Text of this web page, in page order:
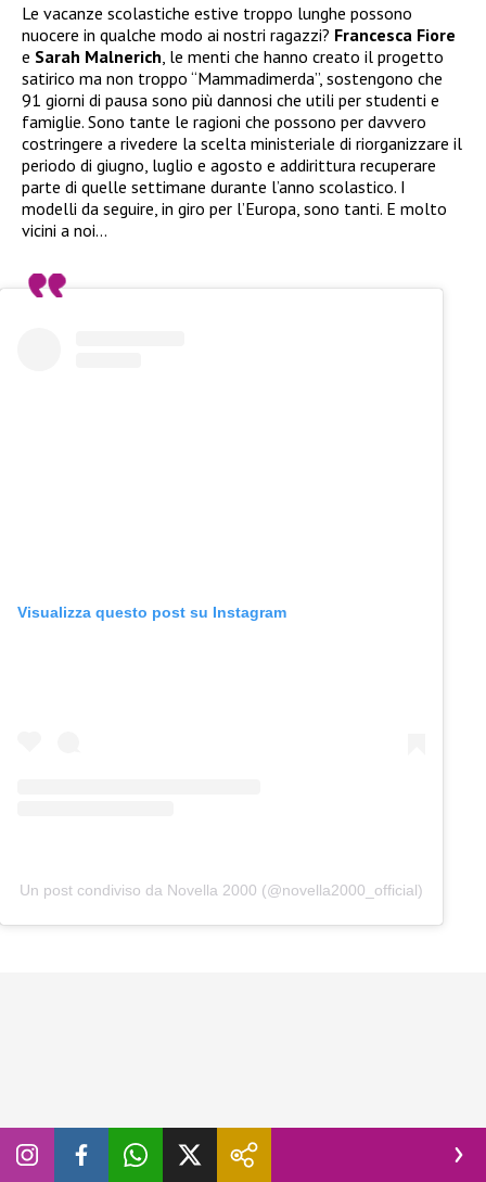
Le vacanze scolastiche estive troppo lunghe possono
nuocere in qualche modo ai nostri ragazzi? Francesca Fiore
e Sarah Malnerich , le menti che hanno creato il progetto
satirico ma non troppo “Mammadimerda”, sostengono che
91 giorni di pausa sono più dannosi che utili per studenti e
famiglie. Sono tante le ragioni che possono per davvero
costringere a rivedere la scelta ministeriale di riorganizzare il
periodo di giugno, luglio e agosto e addirittura recuperare
parte di quelle settimane durante l’anno scolastico. I
modelli da seguire, in giro per l’Europa, sono tanti. E molto
vicini a noi…
Visualizza questo post su Instagram
Un post condiviso da Novella 2000 (@novella2000_official)